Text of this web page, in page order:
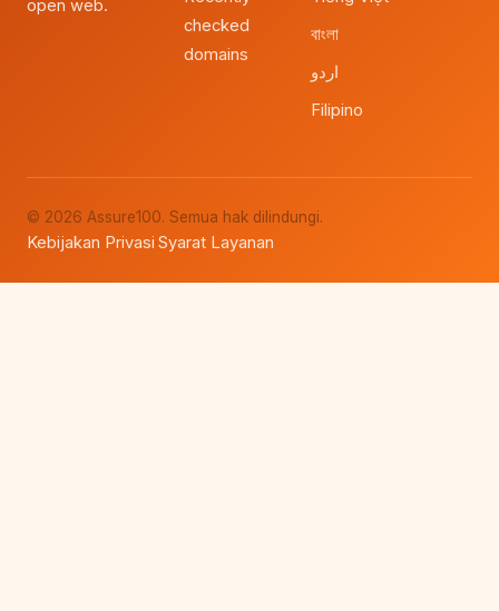
open web.
checked
domains
বাংলা
اردو
Filipino
© 2026 Assure100. Semua hak dilindungi.
Kebijakan Privasi·Syarat Layanan